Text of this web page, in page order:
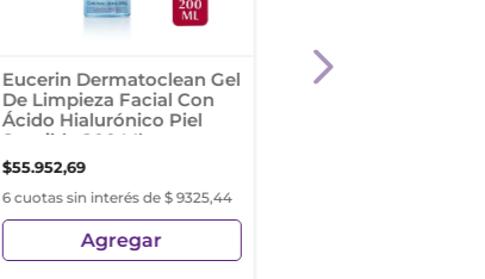
Eucerin Dermatoclean Gel
De Limpieza Facial Con
Ácido Hialurónico Piel
Sensible 200 Ml
$55.952,69
6 cuotas sin interés de $ 9325,44
Agregar
Eximia Hyalu